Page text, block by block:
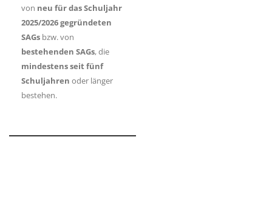
von neu für das Schuljahr
2025/2026 gegründeten
SAGs bzw. von
bestehenden SAGs, die
mindestens seit fünf
Schuljahren oder länger
bestehen.